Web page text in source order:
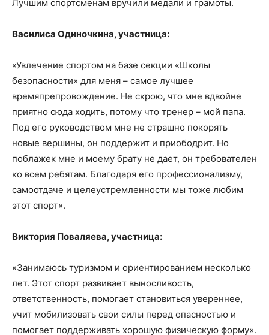
Лучшим спортсменам вручили медали и грамоты.
Василиса Одиночкина, участница:
«Увлечение спортом на базе секции «Школы
безопасности» для меня – самое лучшее
времяпрепровождение. Не скрою, что мне вдвойне
приятно сюда ходить, потому что тренер – мой папа.
Под его руководством мне не страшно покорять
новые вершины, он поддержит и приободрит. Но
поблажек мне и моему брату не дает, он требователен
ко всем ребятам. Благодаря его профессионализму,
самоотдаче и целеустремленности мы тоже любим
этот спорт».
Виктория Поваляева, участница:
«Занимаюсь туризмом и ориентированием несколько
лет. Этот спорт развивает выносливость,
ответственность, помогает становиться увереннее,
учит мобилизовать свои силы перед опасностью и
помогает поддерживать хорошую физическую форму».